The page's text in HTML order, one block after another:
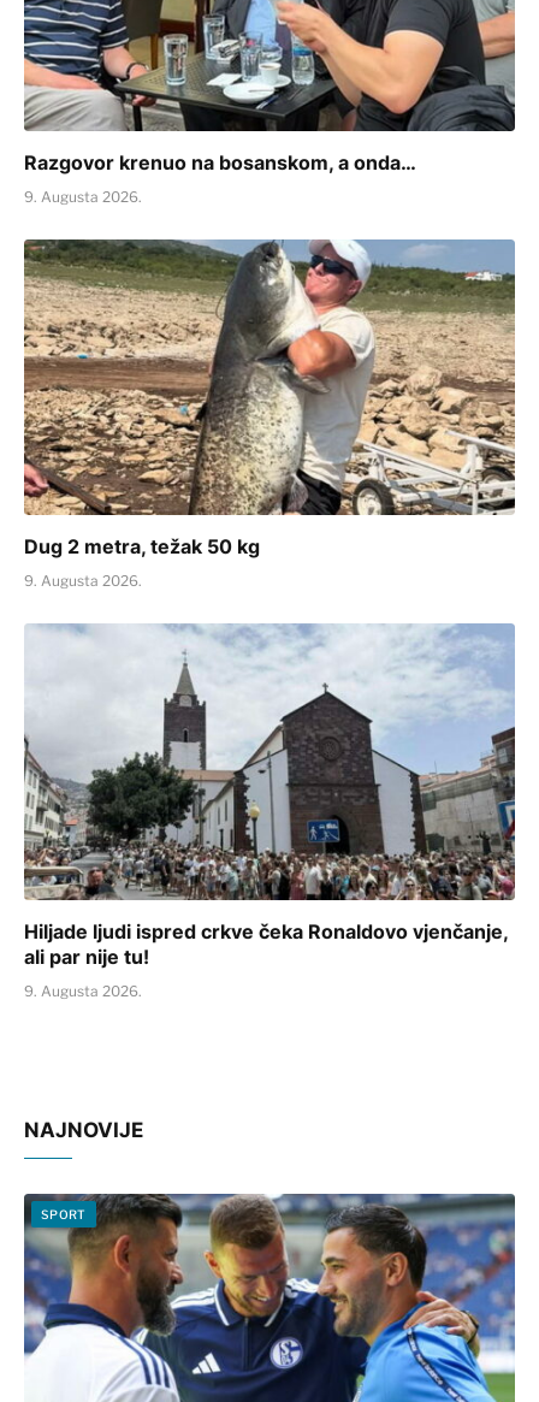
Razgovor krenuo na bosanskom, a onda…
9. Augusta 2026.
Dug 2 metra, težak 50 kg
9. Augusta 2026.
Hiljade ljudi ispred crkve čeka Ronaldovo vjenčanje,
ali par nije tu!
9. Augusta 2026.
NAJNOVIJE
SPORT